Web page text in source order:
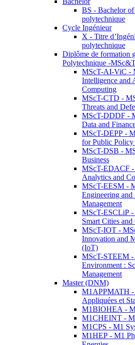
BS - Bachelor
polytechnique
Cycle Ingénieur
X - Titre
polytechnique
Diplôme de formation
Polytechnique -
MScT-AI-ViC -
Intelligence and
Computing
MScT-CTD -
Threats and
MScT-DDDF -
Data and
MScT-DEPP -
for Public
MScT-DSB -
Business
MScT-EDACF -
Analytics and
MScT-EESM -
Engineering
Management
MScT-ESCLiP
Smart Cities
MScT-IOT -
Innovation and
(IoT)
MScT-STEEM
Environment :
Management
Master (DNM)
M1APPMATH -
Appliquées et
M1BIOHEA -
M1CHEINT -
M1CPS - M1
M1HEP - M1